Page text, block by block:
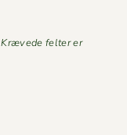
Krævede felter er